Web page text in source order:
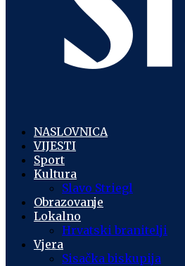
NASLOVNICA
VIJESTI
Sport
Kultura
Slavo Striegl
Obrazovanje
Lokalno
Hrvatski branitelji
Vjera
Sisačka biskupija